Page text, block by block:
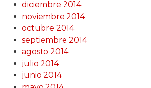
diciembre 2014
noviembre 2014
octubre 2014
septiembre 2014
agosto 2014
julio 2014
junio 2014